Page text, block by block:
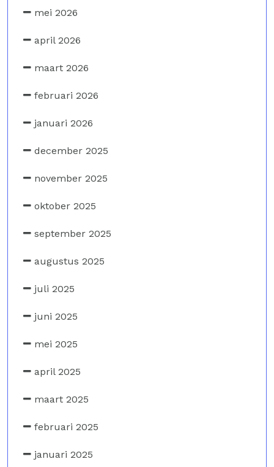
mei 2026
april 2026
maart 2026
februari 2026
januari 2026
december 2025
november 2025
oktober 2025
september 2025
augustus 2025
juli 2025
juni 2025
mei 2025
april 2025
maart 2025
februari 2025
januari 2025